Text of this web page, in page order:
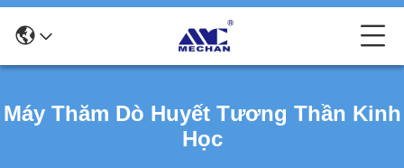
Máy Thăm Dò Huyết Tương Thần Kinh
Học